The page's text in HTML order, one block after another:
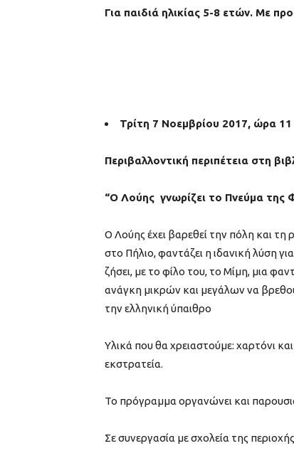
Για παιδιά ηλικίας 5-8 ετών. Με
Τρίτη 7 Νοεμβρίου 2017, ώρα
Περιβαλλοντική περιπέτεια στη
“Ο Λούης γνωρίζει το Πνεύμα της
Ο Λούης έχει βαρεθεί την πόλη και
στο Πήλιο, φαντάζει η ιδανική λύση
ζήσει, με το φίλο του, το Μίμη, μια
ανάγκη μικρών και μεγάλων να
την ελληνική ύπαιθρο
Υλικά που θα χρειαστούμε: χαρτόνι
εκστρατεία.
Το πρόγραμμα οργανώνει και
Σε συνεργασία με σχολεία της